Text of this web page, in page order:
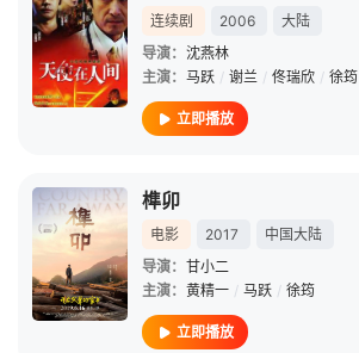
连续剧 2006
大陆
导演： 沈燕林
主演： 马跃 / 谢兰 / 佟瑞欣 / 徐筠
立即播放
榫卯
电影 2017
中国大陆
导演： 甘小二
主演： 黄精一 / 马跃 / 徐筠
立即播放